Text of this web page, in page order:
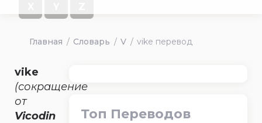
Главная Словарь V vike перевод
vike
(сокращение
от
Vicodin
Топ Переводов